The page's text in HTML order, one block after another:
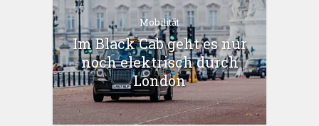
Mobilität
Im Black Cab geht es nur
noch elektrisch durch
London